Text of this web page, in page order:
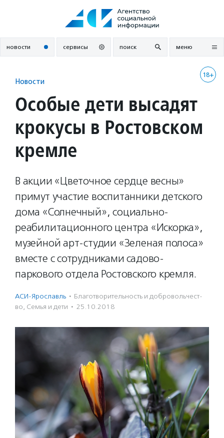
новости сервисы поиск меню
18+
Новости
Особые дети высадят
крокусы в Ростовском
кремле
В акции «Цветочное сердце весны»
примут участие воспитанники детского
дома «Солнечный», социально-
реабилитационного центра «Искорка»,
музейной арт-студии «Зеленая полоса»
вместе с сотрудниками садово-
паркового отдела Ростовского кремля.
АСИ-Ярославль · Благотвори­тель­ность и доброволь­чест­
во, Семья и дети · 25.10.2018